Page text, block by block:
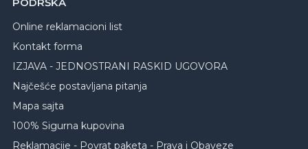
Online reklamacioni list
Kontakt forma
IZJAVA - JEDNOSTRANI RASKID UGOVORA
Najčešće postavljana pitanja
Mapa sajta
100% Sigurna kupovina
Reklamacije - Povrat paketa - Prava i Obaveze